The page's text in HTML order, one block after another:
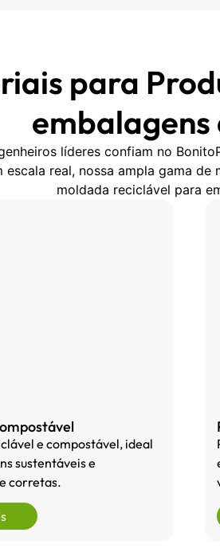
para
embalagens
líderes confiam no
escala real, nossa ampla gama
moldada reciclável para
e compostável, ideal
sustentáveis e
corretas.